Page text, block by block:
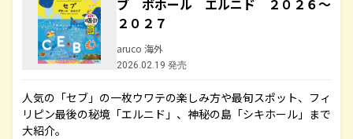
ブ ボホール エルニド ２０２６～
２０２７
aruco 海外
2026.02.19 発売
人気の「セブ」の一枚ウワテの楽しみ方や最旬スポット、フィ
リピン最後の秘境「エルニド」、神秘の島「シキホール」まで
大紹介。